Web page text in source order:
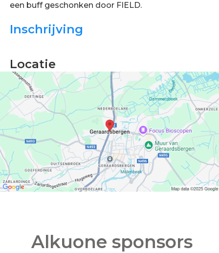
een buff geschonken door FIELD.
Inschrijving
Locatie
Alkuone sponsors